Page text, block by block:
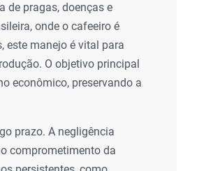
de pragas, doenças e
onde o cafeeiro é
este manejo é vital para
O objetivo principal
econômico, preservando a
prazo. A negligência
comprometimento da